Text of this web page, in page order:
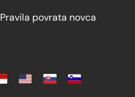
Pravila povrata novca